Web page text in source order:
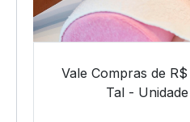
Vale Compras de
Tal -